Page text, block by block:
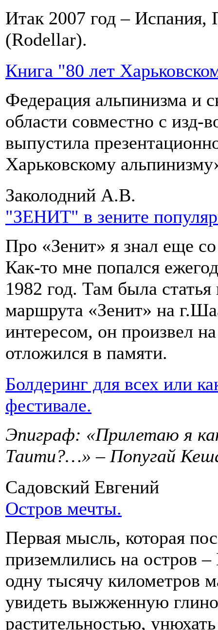
Итак 2007 год – Испания,
(Rodellar).
Книга "80 лет
Федерация альпинизма и
области совместно с изд-
выпустила
Харьковскому
Заколодний А.В.
"ЗЕНИТ" в зените
Про «Зенит» я знал еще
Как-то мне попался
1982 год. Там была
маршрута «Зенит» на
интересом, он произвел
отложился в памяти.
Болдеринг для всех или
фестивале.
Эпиграф: «Прилетаю я
Таити?…» – Попугай
Садовский Евгений
Остров мечты.
Первая мысль, которая
приземлились на остров
одну тысячу километров
увидеть выжженную
растительностью,